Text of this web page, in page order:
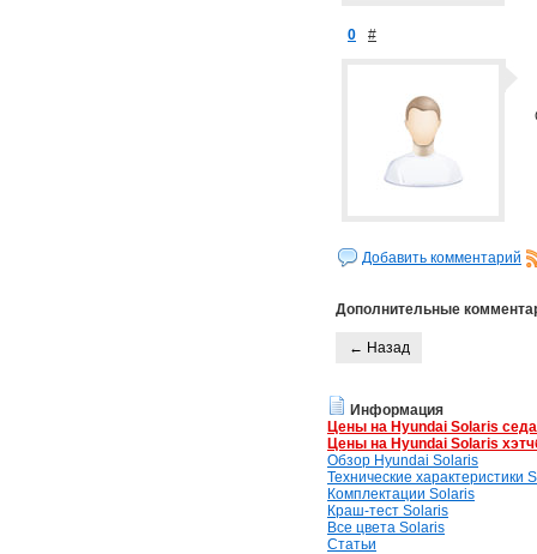
0 #
Добавить комментарий
Дополнительные
← Назад
Информация
Цены на Hyundai Solaris
Цены на Hyundai Solaris
Обзор Hyundai Solaris
Технические характеристики
Комплектации Solaris
Краш-тест Solaris
Все цвета Solaris
Статьи